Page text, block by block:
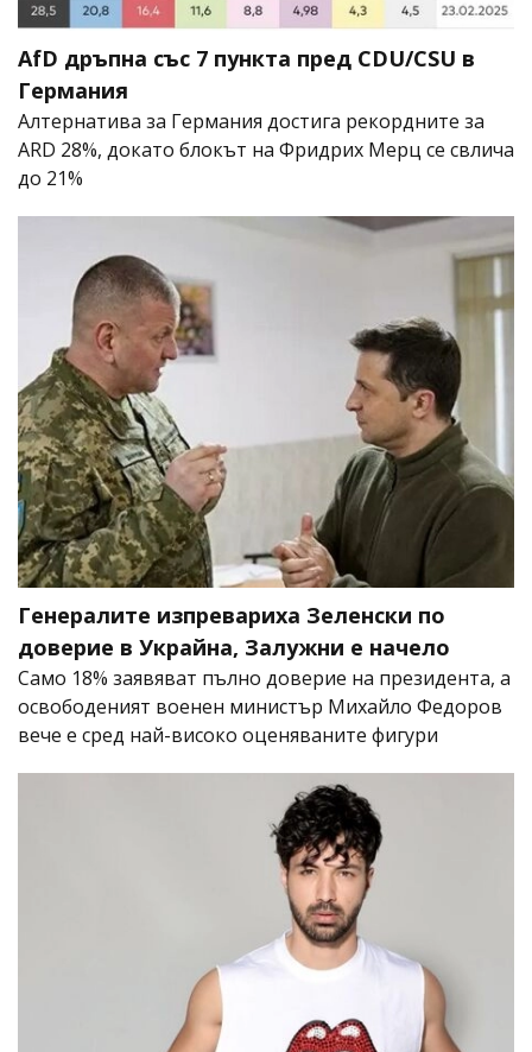
AfD дръпна със 7 пункта пред CDU/CSU в
Германия
Алтернатива за Германия достига рекордните за
ARD 28%, докато блокът на Фридрих Мерц се свлича
до 21%
Генералите изпревариха Зеленски по
доверие в Украйна, Залужни е начело
Само 18% заявяват пълно доверие на президента, а
освободеният военен министър Михайло Федоров
вече е сред най-високо оценяваните фигури